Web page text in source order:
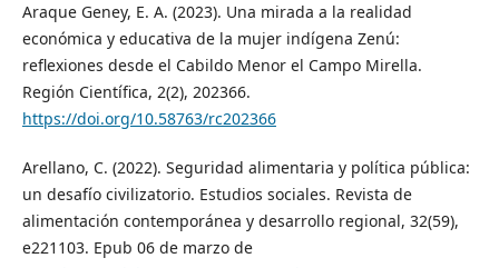
Araque Geney, E. A. (2023). Una mirada a la realidad
económica y educativa de la mujer indígena Zenú:
reflexiones desde el Cabildo Menor el Campo Mirella.
Región Científica, 2(2), 202366.
https://doi.org/10.58763/rc202366
Arellano, C. (2022). Seguridad alimentaria y política pública:
un desafío civilizatorio. Estudios sociales. Revista de
alimentación contemporánea y desarrollo regional, 32(59),
e221103. Epub 06 de marzo de